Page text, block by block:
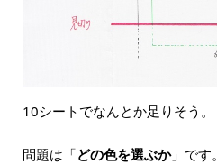
10シートでなんとか足りそう。
問題は「どの色を選ぶか」です。